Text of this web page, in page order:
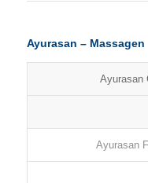
Ayurasan – Massagen
Ayurasan
Ayurasan